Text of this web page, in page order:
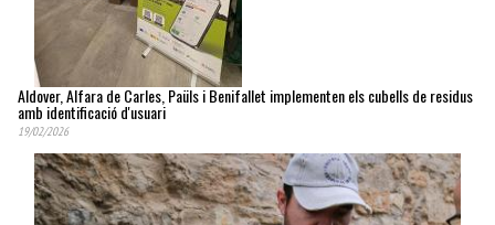
Aldover, Alfara de Carles, Paüls i Benifallet implementen els cubells de residus
amb identificació d'usuari
19/02/2026